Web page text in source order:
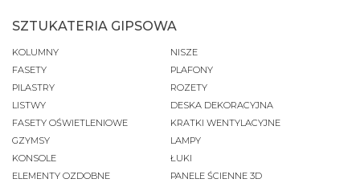
SZTUKATERIA GIPSOWA
KOLUMNY
FASETY
PILASTRY
LISTWY
FASETY OŚWIETLENIOWE
GZYMSY
KONSOLE
ELEMENTY OZDOBNE
NISZE
PLAFONY
ROZETY
DESKA DEKORACYJNA
KRATKI WENTYLACYJNE
LAMPY
ŁUKI
PANELE ŚCIENNE 3D